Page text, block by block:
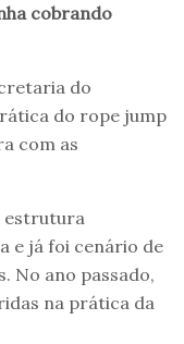
cobrando
do
do rope jump
com as
estrutura
e já foi cenário de
No ano passado,
na prática da